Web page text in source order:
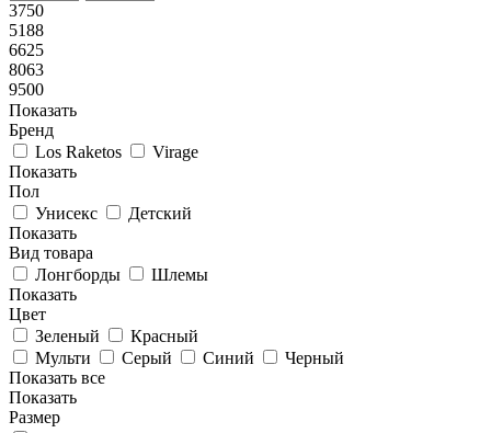
3750
5188
6625
8063
9500
Показать
Бренд
Los Raketos
Virage
Показать
Пол
Унисекс
Детский
Показать
Вид товара
Лонгборды
Шлемы
Показать
Цвет
Зеленый
Красный
Мульти
Серый Синий
Черный
Показать все
Показать
Размер